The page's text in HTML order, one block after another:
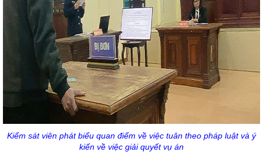
Kiểm sát viên phát biểu quan điểm về việc tuân theo pháp luật và ý
kiến về việc giải quyết vụ án